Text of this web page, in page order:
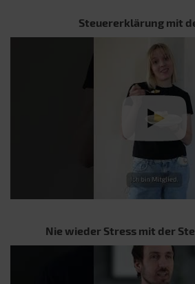
Steuererklärung mit
Nie wieder Stress mit der